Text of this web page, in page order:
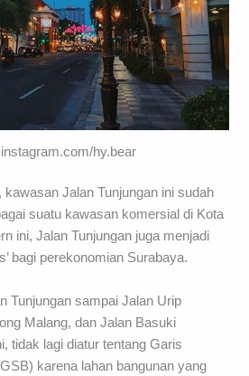
hy.bear
Jalan Tunjungan ini sudah
suatu kawasan komersial di Kota
ini, Jalan Tunjungan juga menjadi
bagi perekonomian Surabaya.
Tunjungan sampai Jalan Urip
Malang, dan Jalan Basuki
tidak lagi diatur tentang Garis
karena lahan bangunan yang